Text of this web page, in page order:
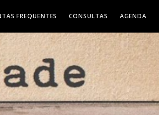
FREQUENTES CONSULTAS AGENDA